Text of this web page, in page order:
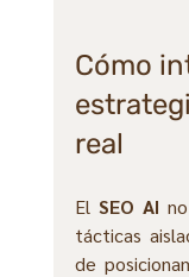
Cómo
real
El SEO AI
tácticas
de